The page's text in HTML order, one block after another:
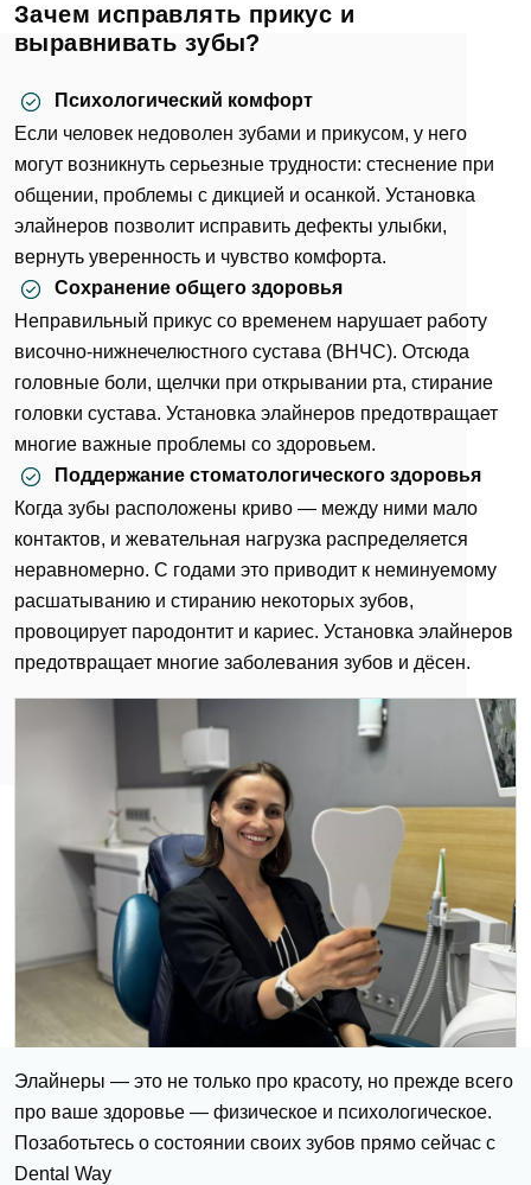
Зачем исправлять прикус и
выравнивать зубы?
Психологический комфорт
Если человек недоволен зубами и прикусом, у него
могут возникнуть серьезные трудности: стеснение при
общении, проблемы с дикцией и осанкой. Установка
элайнеров позволит исправить дефекты улыбки,
вернуть уверенность и чувство комфорта.
Сохранение общего здоровья
Неправильный прикус со временем нарушает работу
височно-нижнечелюстного сустава (ВНЧС). Отсюда
головные боли, щелчки при открывании рта, стирание
головки сустава. Установка элайнеров предотвращает
многие важные проблемы со здоровьем.
Поддержание стоматологического здоровья
Когда зубы расположены криво — между ними мало
контактов, и жевательная нагрузка распределяется
неравномерно. С годами это приводит к неминуемому
расшатыванию и стиранию некоторых зубов,
провоцирует пародонтит и кариес. Установка элайнеров
предотвращает многие заболевания зубов и дёсен.
Элайнеры — это не только про красоту, но прежде всего
про ваше здоровье — физическое и психологическое.
Позаботьтесь о состоянии своих зубов прямо сейчас с
Dental Way